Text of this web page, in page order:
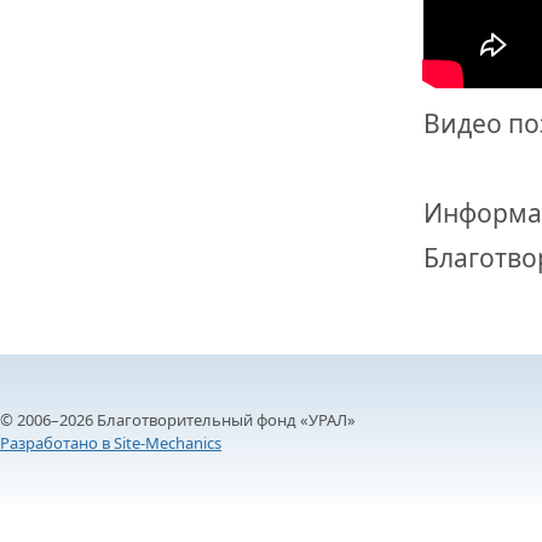
Видео
© 2006–2026 Благотворительный фонд «УРАЛ»
Разработано в Site-Mechanics